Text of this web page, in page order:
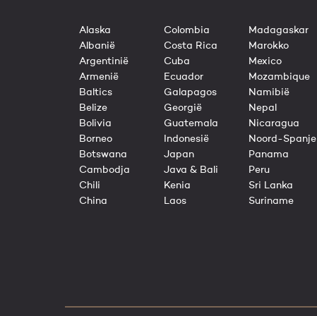
Alaska
Albanië
Argentinië
Armenië
Baltics
Belize
Bolivia
Borneo
Botswana
Cambodja
Chili
China
Colombia
Costa Rica
Cuba
Ecuador
Galapagos
Georgië
Guatemala
Indonesië
Japan
Java & Bali
Kenia
Laos
Madagaskar
Marokko
Mexico
Mozambique
Namibië
Nepal
Nicaragua
Noord-Spanje
Panama
Peru
Sri Lanka
Suriname